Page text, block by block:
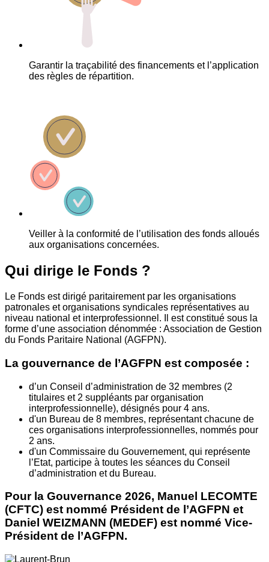
Garantir la traçabilité des financements et l’application
des règles de répartition.
Veiller à la conformité de l’utilisation des fonds alloués
aux organisations concernées.
Qui dirige le Fonds ?
Le Fonds est dirigé paritairement par les organisations
patronales et organisations syndicales représentatives au
niveau national et interprofessionnel. Il est constitué sous la
forme d’une association dénommée : Association de Gestion
du Fonds Paritaire National (AGFPN).
La gouvernance de l’AGFPN est composée :
d’un Conseil d’administration de 32 membres (2
titulaires et 2 suppléants par organisation
interprofessionnelle), désignés pour 4 ans.
d'un Bureau de 8 membres, représentant chacune de
ces organisations interprofessionnelles, nommés pour
2 ans.
d'un Commissaire du Gouvernement, qui représente
l’Etat, participe à toutes les séances du Conseil
d’administration et du Bureau.
Pour la Gouvernance 2026, Manuel LECOMTE
(CFTC) est nommé Président de l’AGFPN et
Daniel WEIZMANN (MEDEF) est nommé Vice-
Président de l’AGFPN.